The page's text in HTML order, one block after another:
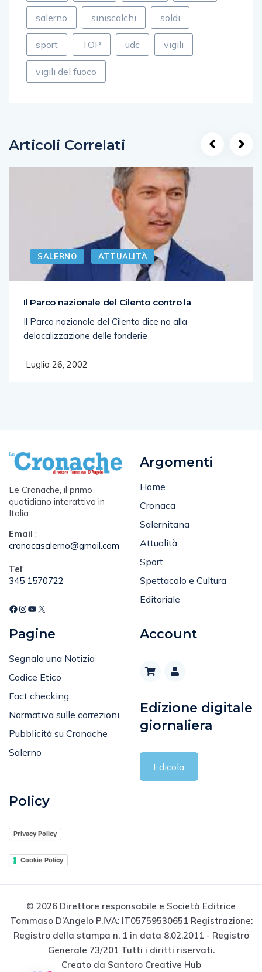
salerno siniscalchi soldi
sport TOP udc vigili
vigili del fuoco
Articoli Correlati
SALERNO ATTUALITÀ
Il Parco nazionale del Cilento contro la
Il Parco nazionale del Cilento dice no alla
delocalizzazione delle fonderie
Luglio 26, 2002
Le Cronache, il primo
quotidiano interattivo in
Italia.
Email :
cronacasalerno@gmail.com
Tel:
345 1570722
Argomenti
Home
Cronaca
Salernitana
Attualità
Sport
Spettacolo e Cultura
Editoriale
Pagine
Segnala una Notizia
Codice Etico
Fact checking
Normativa sulle correzioni
Pubblicità su Cronache
Salerno
Account
Edizione digitale
giornaliera
Edicola
Policy
Privacy Policy
Cookie Policy
© 2026 Direttore responsabile e Società Editrice
Tommaso D’Angelo P.IVA: IT05759530651 Registrazione:
Registro della stampa n. 1 in data 8.02.2011 - Registro
Generale 73/201 Tutti i diritti riservati.
Creato da Santoro Creative Hub